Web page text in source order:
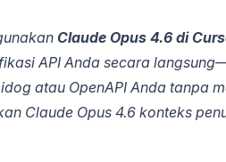
Claude Opus 4.6 di
API Anda secara
atau OpenAPI Anda tanpa
Claude Opus 4.6 konteks